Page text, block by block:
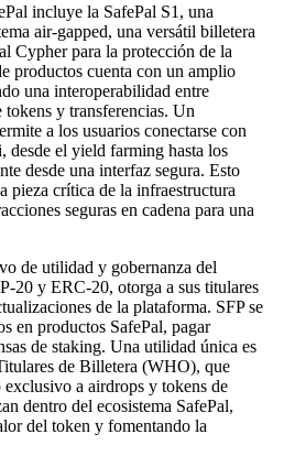
incluye la SafePal S1, una
air-gapped, una versátil billetera
Cypher para la protección de la
productos cuenta con un amplio
una interoperabilidad entre
tokens y transferencias. Un
a los usuarios conectarse con
desde el yield farming hasta los
desde una interfaz segura. Esto
pieza crítica de la infraestructura
seguras en cadena para una
de utilidad y gobernanza del
20 y ERC-20, otorga a sus titulares
de la plataforma. SFP se
en productos SafePal, pagar
de staking. Una utilidad única es
de Billetera (WHO), que
exclusivo a airdrops y tokens de
dentro del ecosistema SafePal,
del token y fomentando la